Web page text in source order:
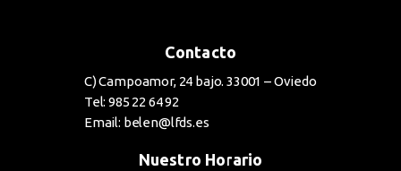
Contacto
C) Campoamor, 24 bajo. 33001 – Oviedo
Tel: 985 22 64 92
Email: belen@lfds.es
Nuestro Horario